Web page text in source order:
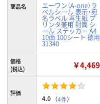
商品名 エーワン（A-one）ラ
ベルシール 表示・宛
名ラベル 再生紙 プ
リンタ兼用 封筒 シ
ール ステッカー A4
10面 100シート 徳用
31340
価格
(税込)
￥4,469
評価
4.0 （4件）